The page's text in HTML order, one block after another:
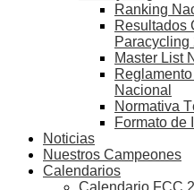
Ranking
Resultados
Paracycling
Master List
Nacional
Normativa
Formato de
Noticias
Nuestros Campeones
Calendarios
Calendario FCC